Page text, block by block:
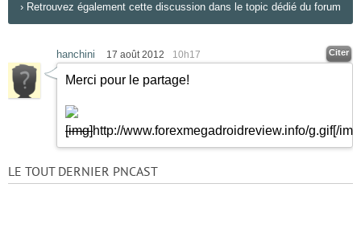
› Retrouvez également cette discussion dans le topic dédié du forum
hanchini 17 août 2012 10h17 Citer
Merci pour le partage!
[img]http://www.forexmegadroidreview.info/g.gif[/
LE TOUT DERNIER PNCAST